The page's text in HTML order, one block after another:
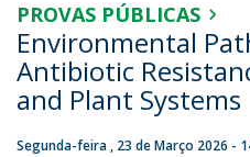
PROVAS PÚBLICAS
Environmental
Antibiotic
and Plant Systems
Segunda-feira , 23 de Março 2026 -